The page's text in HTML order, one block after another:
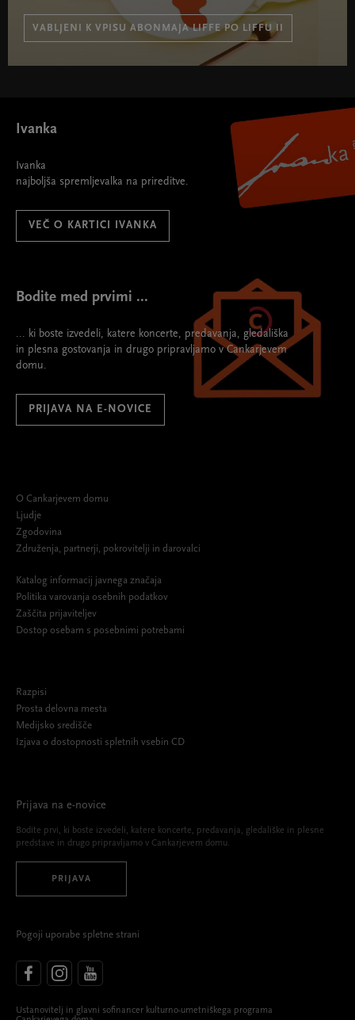
VABLJENI K VPISU ABONMAJA LIFFE PO LIFFU II
Ivanka
Ivanka
najboljša spremljevalka na prireditve.
VEČ O KARTICI IVANKA
Bodite med prvimi ...
... ki boste izvedeli, katere koncerte, predavanja, gledališka
in plesna gostovanja in drugo pripravljamo v Cankarjevem
domu.
PRIJAVA NA E-NOVICE
O Cankarjevem domu
Ljudje
Zgodovina
Združenja, partnerji, pokrovitelji in darovalci
Katalog informacij javnega značaja
Politika varovanja osebnih podatkov
Zaščita prijaviteljev
Dostop osebam s posebnimi potrebami
Razpisi
Prosta delovna mesta
Medijsko središče
Izjava o dostopnosti spletnih vsebin CD
Prijava na e-novice
Bodite prvi, ki boste izvedeli, katere koncerte, predavanja, gledališke in plesne
predstave in drugo pripravljamo v Cankarjevem domu.
PRIJAVA
Pogoji uporabe spletne strani
Ustanovitelj in glavni sofinancer kulturno-umetniškega programa